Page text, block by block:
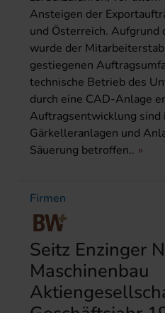
Ansteigen der
und Österreich. Aufgrund
wurde der
gestiegenen
technische Betrieb des
durch eine CAD-Anlage
Auftragsentwicklung sind
Gärkelleranlagen und
Säuerung betroffen..
Firmen
Seitz Enzinger
Maschinenbau